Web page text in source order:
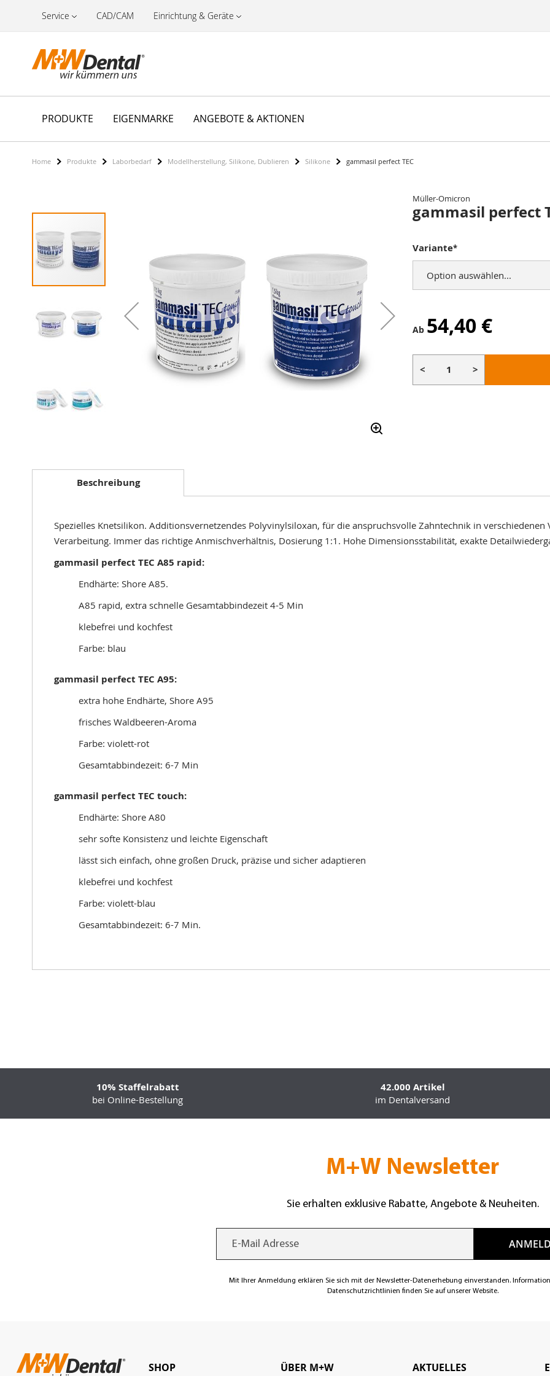
Service CAD/CAM Einrichtung & Geräte
PRODUKTE EIGENMARKE ANGEBOTE & AKTIONEN
Home Produkte Laborbedarf Modellherstellung, Silikone, Dublieren Silikone gammasil perfect TEC
Ende
Bildergalerie
springen
der
Bildergalerie
Müller-Omicron
gammasil perfect
Variante
Ab 54,40 €
< >
Beschreibung
Spezielles Knetsilikon. Additionsvernetzendes Polyvinylsiloxan, für die anspruchsvolle Zahntechnik in
Verarbeitung. Immer das richtige Anmischverhältnis, Dosierung 1:1. Hohe Dimensionsstabilität, exakte
gammasil perfect TEC A85 rapid:
Endhärte: Shore A85.
A85 rapid, extra schnelle Gesamtabbindezeit 4-5 Min
klebefrei und kochfest
Farbe: blau
gammasil perfect TEC A95:
extra hohe Endhärte, Shore A95
frisches Waldbeeren-Aroma
Farbe: violett-rot
Gesamtabbindezeit: 6-7 Min
gammasil perfect TEC touch:
Endhärte: Shore A80
sehr softe Konsistenz und leichte Eigenschaft
lässt sich einfach, ohne großen Druck, präzise und sicher adaptieren
klebefrei und kochfest
Farbe: violett-blau
Gesamtabbindezeit: 6-7 Min.
10% Staffelrabatt
bei Online-Bestellung
42.000 Artikel
im Dentalversand
M+W Newsletter
Sie erhalten exklusive Rabatte, Angebote & Neuheiten.
Mit Ihrer Anmeldung erklären Sie sich mit der Newsletter-Datenerhebung einverstanden.
Datenschutzrichtlinien finden Sie auf unserer Website.
SHOP ÜBER M+W AKTUELLES